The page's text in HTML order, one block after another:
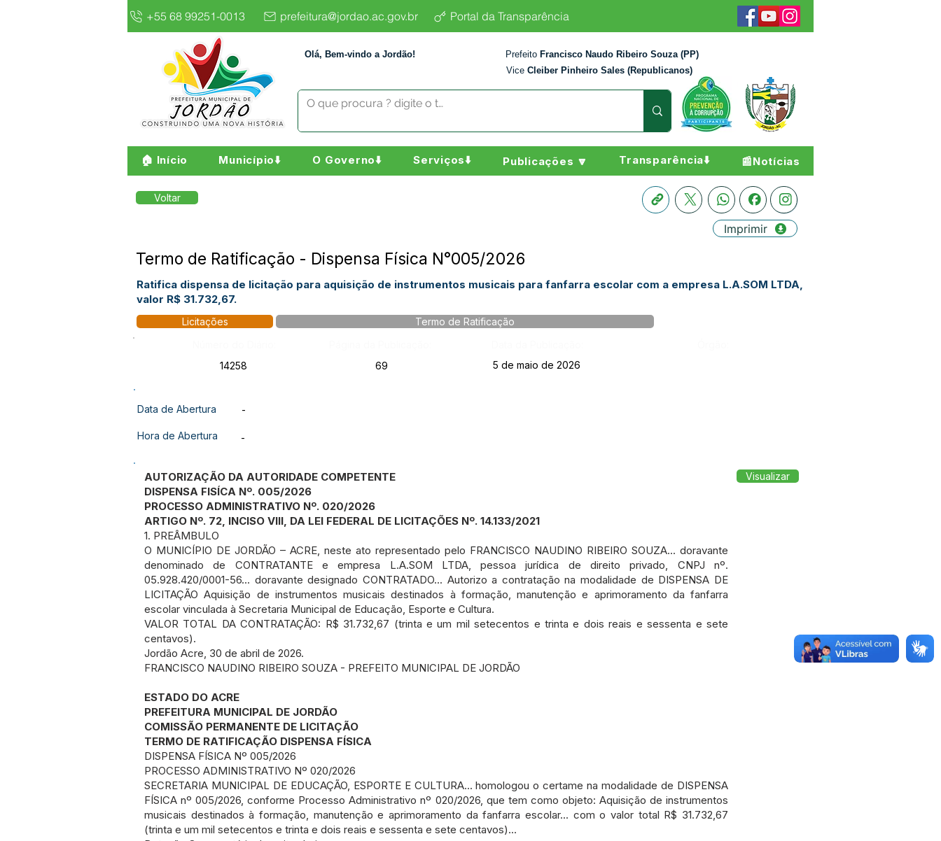
+55 68 99251-0013 prefeitura@jordao.ac.gov.br Portal da Transparência
Olá, Bem-vindo a Jordão! Prefeito Francisco Naudo Ribeiro Souza (PP)
Vice Cleiber Pinheiro Sales (Republicanos)
🏠 Início Município⬇️ O Governo⬇️ Serviços⬇️ Publicações 🔽 Transparência⬇️ 📰Notícias
Voltar
Imprimir
Termo de Ratificação - Dispensa Física N°005/2026
Ratifica dispensa de licitação para aquisição de instrumentos musicais para fanfarra escolar com a empresa L.A.SOM LTDA,
valor R$ 31.732,67.
Licitações
Termo de Ratificação
14258
69 5 de maio de 2026
Data de Abertura -
Hora de Abertura -
AUTORIZAÇÃO DA AUTORIDADE COMPETENTE
DISPENSA FISÍCA Nº. 005/2026
PROCESSO ADMINISTRATIVO Nº. 020/2026
ARTIGO Nº. 72, INCISO VIII, DA LEI FEDERAL DE LICITAÇÕES Nº. 14.133/2021
1. PREÂMBULO
O MUNICÍPIO DE JORDÃO – ACRE, neste ato representado pelo FRANCISCO NAUDINO RIBEIRO SOUZA... doravante
denominado de CONTRATANTE e empresa L.A.SOM LTDA, pessoa jurídica de direito privado, CNPJ nº.
05.928.420/0001-56... doravante designado CONTRATADO... Autorizo a contratação na modalidade de DISPENSA DE
LICITAÇÃO Aquisição de instrumentos musicais destinados à formação, manutenção e aprimoramento da fanfarra
escolar vinculada à Secretaria Municipal de Educação, Esporte e Cultura.
VALOR TOTAL DA CONTRATAÇÃO: R$ 31.732,67 (trinta e um mil setecentos e trinta e dois reais e sessenta e sete
centavos).
Jordão Acre, 30 de abril de 2026.
FRANCISCO NAUDINO RIBEIRO SOUZA - PREFEITO MUNICIPAL DE JORDÃO
ESTADO DO ACRE
PREFEITURA MUNICIPAL DE JORDÃO
COMISSÃO PERMANENTE DE LICITAÇÃO
TERMO DE RATIFICAÇÃO DISPENSA FÍSICA
DISPENSA FÍSICA Nº 005/2026
PROCESSO ADMINISTRATIVO Nº 020/2026
SECRETARIA MUNICIPAL DE EDUCAÇÃO, ESPORTE E CULTURA... homologou o certame na modalidade de DISPENSA
FÍSICA nº 005/2026, conforme Processo Administrativo nº 020/2026, que tem como objeto: Aquisição de instrumentos
musicais destinados à formação, manutenção e aprimoramento da fanfarra escolar... com o valor total R$ 31.732,67
(trinta e um mil setecentos e trinta e dois reais e sessenta e sete centavos)...
Visualizar